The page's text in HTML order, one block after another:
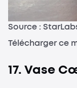
Source :
Télécharger ce
17. Vase